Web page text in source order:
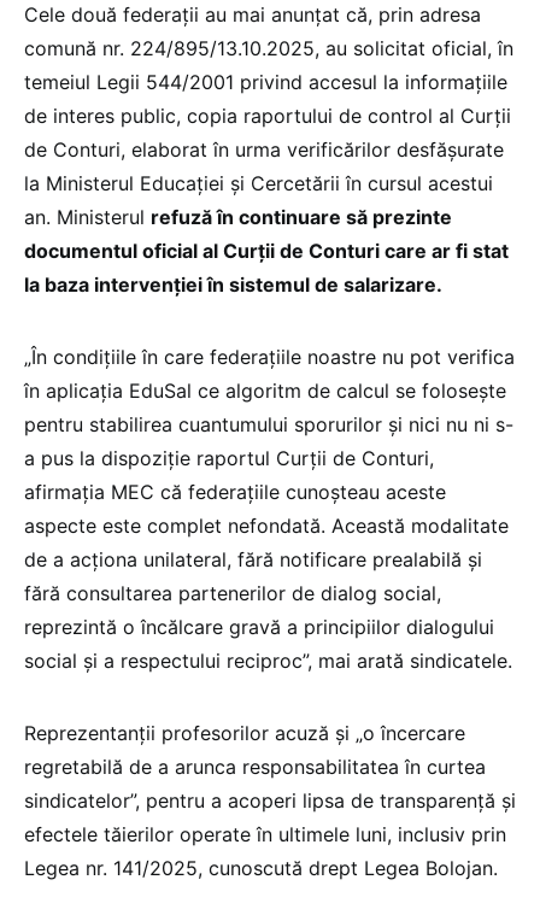
Cele două federații au mai anunțat că, prin adresa
comună nr. 224/895/13.10.2025, au solicitat oficial, în
temeiul Legii 544/2001 privind accesul la informațiile
de interes public, copia raportului de control al Curții
de Conturi, elaborat în urma verificărilor desfășurate
la Ministerul Educației și Cercetării în cursul acestui
an. Ministerul refuză în continuare să prezinte
documentul oficial al Curții de Conturi care ar fi stat
la baza intervenției în sistemul de salarizare.
„În condițiile în care federațiile noastre nu pot verifica
în aplicația EduSal ce algoritm de calcul se folosește
pentru stabilirea cuantumului sporurilor și nici nu ni s-
a pus la dispoziție raportul Curții de Conturi,
afirmația MEC că federațiile cunoșteau aceste
aspecte este complet nefondată. Această modalitate
de a acționa unilateral, fără notificare prealabilă și
fără consultarea partenerilor de dialog social,
reprezintă o încălcare gravă a principiilor dialogului
social și a respectului reciproc”, mai arată sindicatele.
Reprezentanții profesorilor acuză și „o încercare
regretabilă de a arunca responsabilitatea în curtea
sindicatelor”, pentru a acoperi lipsa de transparență și
efectele tăierilor operate în ultimele luni, inclusiv prin
Legea nr. 141/2025, cunoscută drept Legea Bolojan.